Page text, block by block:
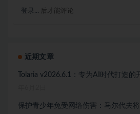
登录... 后才能评论
近期文章
Tolaria v2026.6.1：专为AI时代打造的
保护青少年免受网络伤害：马尔代夫